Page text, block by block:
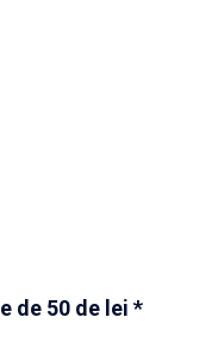
de 50 de lei *